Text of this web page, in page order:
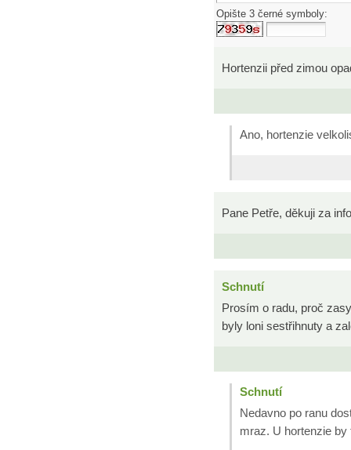
Opište 3 černé symboly:
Hortenzii před zimou
Ano, hortenzie
Pane Petře, děkuji za
Schnutí
Prosím o radu, proč
byly loni sestřihnuty a
Schnutí
Nedavno po ranu
mraz. U hortenzie by